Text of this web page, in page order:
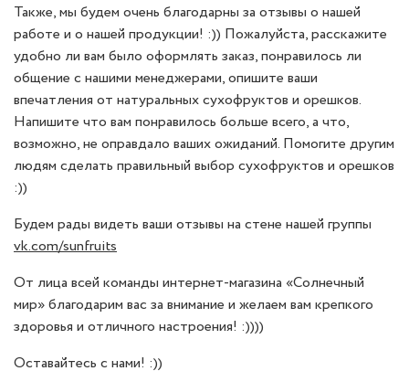
Также, мы будем очень благодарны за отзывы о нашей
работе и о нашей продукции! :)) Пожалуйста, расскажите
удобно ли вам было оформлять заказ, понравилось ли
общение с нашими менеджерами, опишите ваши
впечатления от натуральных сухофруктов и орешков.
Напишите что вам понравилось больше всего, а что,
возможно, не оправдало ваших ожиданий. Помогите другим
людям сделать правильный выбор сухофруктов и орешков
:))
Будем рады видеть ваши отзывы на стене нашей группы
vk.com/sunfruits
От лица всей команды интернет-магазина «Солнечный
мир» благодарим вас за внимание и желаем вам крепкого
здоровья и отличного настроения! :))))
Оставайтесь с нами! :))